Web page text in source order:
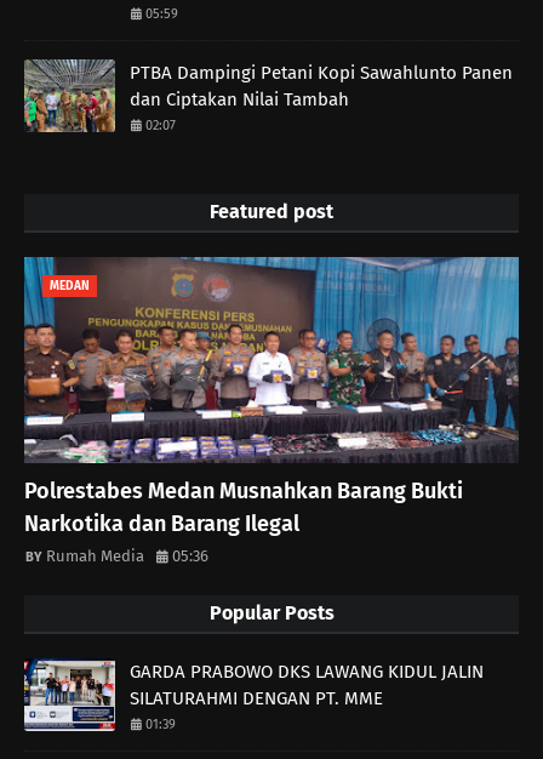
05:59
PTBA Dampingi Petani Kopi Sawahlunto Panen
dan Ciptakan Nilai Tambah
02:07
Featured post
MEDAN
Polrestabes Medan Musnahkan Barang Bukti
Narkotika dan Barang Ilegal
Rumah Media 05:36
Popular Posts
GARDA PRABOWO DKS LAWANG KIDUL JALIN
SILATURAHMI DENGAN PT. MME
01:39